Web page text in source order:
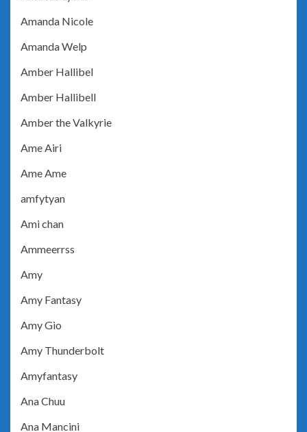
Amanda Nicole
Amanda Welp
Amber Hallibel
Amber Hallibell
Amber the Valkyrie
Ame Airi
Ame Ame
amfytyan
Ami chan
Ammeerrss
Amy
Amy Fantasy
Amy Gio
Amy Thunderbolt
Amyfantasy
Ana Chuu
Ana Mancini